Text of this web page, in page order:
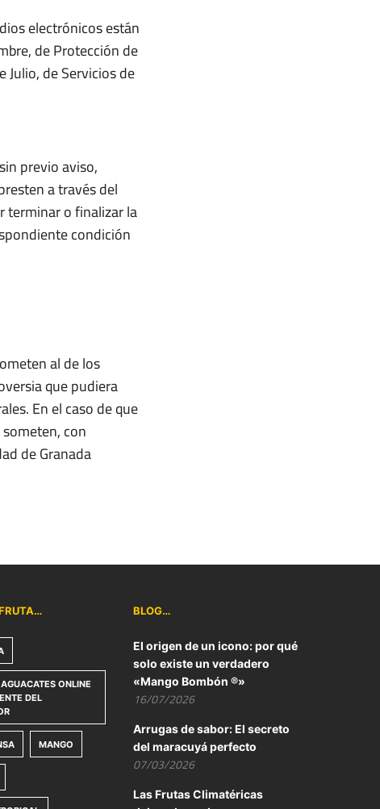
electrónicos están
de Protección de
de Servicios de
previo aviso,
a través del
terminar o finalizar la
condición
al de los
que pudiera
En el caso de que
con
de Granada
ONLINE
DEL
MANGO
BLOG…
El origen de un icono: por qué
solo existe un verdadero
«Mango Bombón ®»
16/07/2026
Arrugas de sabor: El secreto
del maracuyá perfecto
07/03/2026
Las Frutas Climatéricas